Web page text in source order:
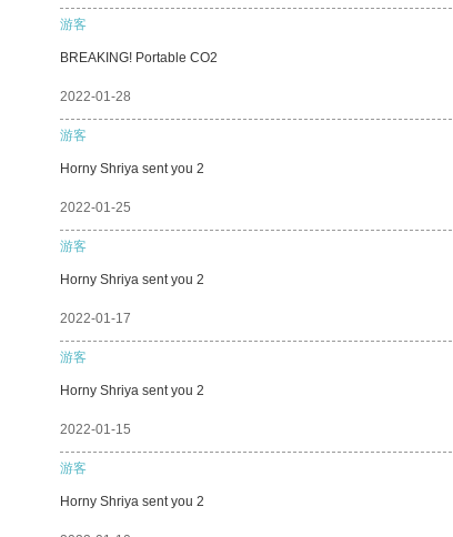
游客
BREAKING! Portable CO2
2022-01-28
游客
Horny Shriya sent you 2
2022-01-25
游客
Horny Shriya sent you 2
2022-01-17
游客
Horny Shriya sent you 2
2022-01-15
游客
Horny Shriya sent you 2